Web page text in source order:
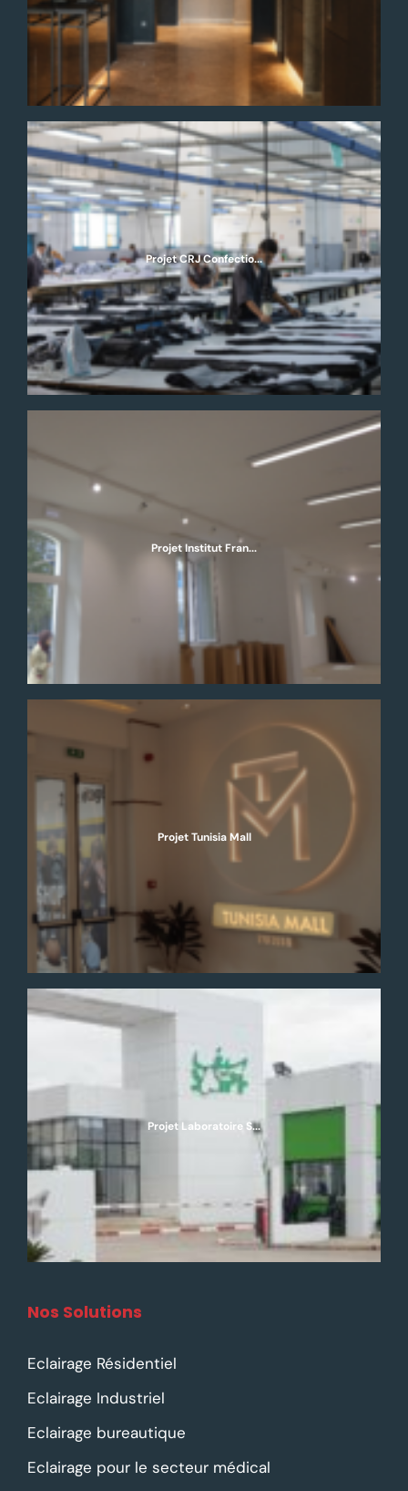
Projet CRJ Confectio...
Projet Institut Fran...
Projet Tunisia Mall
Projet Laboratoire S...
Nos Solutions
Eclairage Résidentiel
Eclairage Industriel
Eclairage bureautique
Eclairage pour le secteur médical